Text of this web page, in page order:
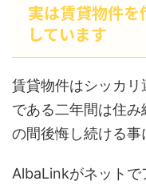
実は賃貸物件
しています
賃貸物件はシッカ
である二年間は住
の間後悔し続ける事
AlbaLinkがネットで